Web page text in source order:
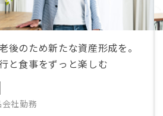
後のため新たな資産形成を。
と食事をずっと楽しむ
社勤務